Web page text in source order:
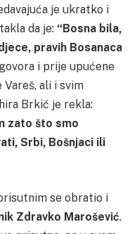
je ukratko i
da je: “Bosna bila,
pravih Bosanaca
i prije upućene
ali i svim
Brkić je rekla:
zato što smo
Srbi, Bošnjaci ili
se obratio i
Zdravko Marošević.